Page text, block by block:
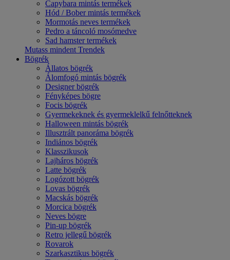
Capybara mintás termékek
Hód / Bober mintás termékek
Mormotás neves termékek
Pedro a táncoló mosómedve
Sad hamster termékek
Mutass mindent Trendek
Bögrék
Állatos bögrék
Álomfogó mintás bögrék
Designer bögrék
Fényképes bögre
Focis bögrék
Gyermekeknek és gyermeklelkű felnőtteknek
Halloween mintás bögrék
Illusztrált panoráma bögrék
Indiános bögrék
Klasszikusok
Lajháros bögrék
Latte bögrék
Logózott bögrék
Lovas bögrék
Macskás bögrék
Morcica bögrék
Neves bögre
Pin-up bögrék
Retro jellegű bögrék
Rovarok
Szarkasztikus bögrék